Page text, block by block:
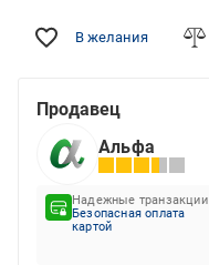
В желания
Продавец
Альфа
Надежные транзакции
Безопасная оплата
картой